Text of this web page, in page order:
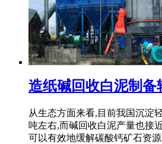
造纸碱回收白泥制备
从生态方面来看,目前我国沉淀
吨左右,而碱回收白泥产量也接
可以有效地缓解碳酸钙矿石资